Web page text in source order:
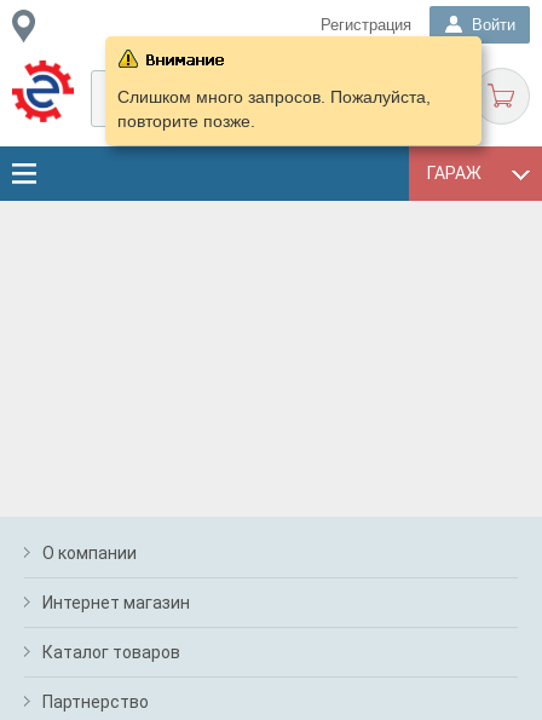
Регистрация Войти
ГАРАЖ
Слишком много запросов. Пожалуйста,
повторите позже.
О компании
Интернет магазин
Каталог товаров
Партнерство